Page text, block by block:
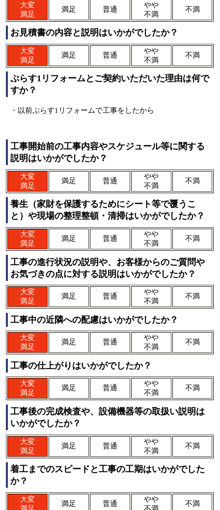
大変
満足
満足 普通
やや
不満
不満
お見積書の内容と説明はいかがでしたか？
大変
満足
満足 普通
やや
不満
不満
ぷらす1リフォームとご契約いただいた理由は何で
すか？
・以前ぷらす1リフォームで工事をしたから
工事開始前の工事内容やスケジュール等に関する
説明はいかがでしたか？
大変
満足
満足 普通
やや
不満
不満
養生（家財を保護するためにシート等で覆うこ
と）や現場の整理整頓・清掃はいかがでしたか？
大変
満足
満足 普通
やや
不満
不満
工事の進行状況の説明や、お客様からのご質問や
お気づきの点に対する説明はいかがでしたか？
大変
満足
満足 普通
やや
不満
不満
工事中の近隣への配慮はいかがでしたか？
大変
満足
満足 普通
やや
不満
不満
工事の仕上がりはいかがでしたか？
大変
満足
満足 普通
やや
不満
不満
工事後の完成検査や、設備機器等の取扱い説明は
いかがでしたか？
大変
満足
満足 普通
やや
不満
不満
着工までのスピードと工事の工期はいかがでした
か？
大変
満足
満足 普通
やや
不満
不満